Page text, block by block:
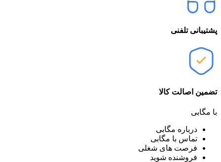
پشتیبانی تلفنی
تضمین اصالت کالا
با مگابی
درباره مگابی
تماس با مگابی
فرصت های شغلی
فروشنده شوید